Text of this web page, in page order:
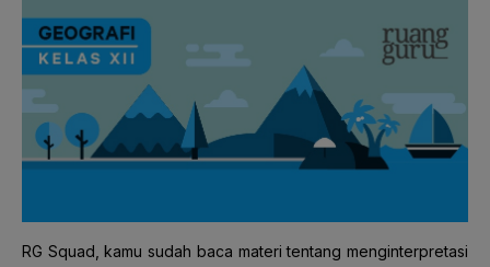
RG Squad, kamu sudah baca materi tentang menginterpretasi